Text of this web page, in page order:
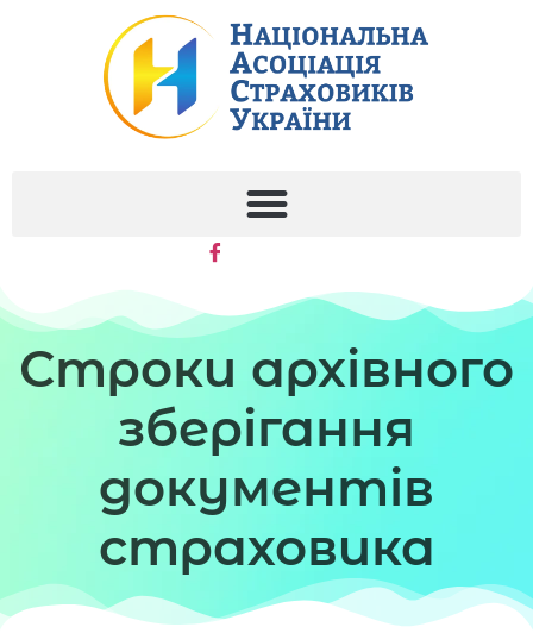
Строки архівного
зберігання
документів
страховика